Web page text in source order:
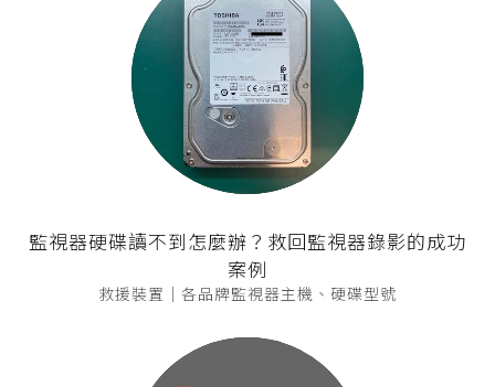
監視器硬碟讀不到怎麼辦？救回監視器錄影的成功
案例
救援裝置｜各品牌監視器主機、硬碟型號